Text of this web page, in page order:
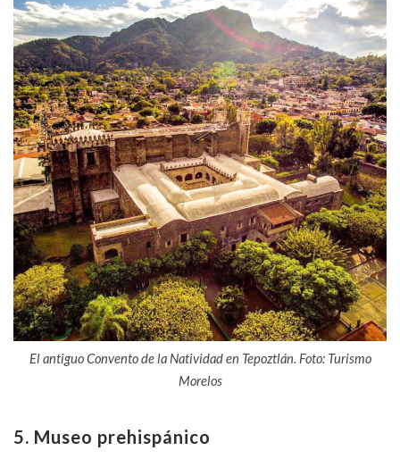
El antiguo Convento de la Natividad en Tepoztlán. Foto: Turismo
Morelos
5. Museo prehispánico